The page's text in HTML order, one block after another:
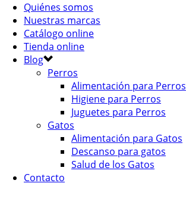
Quiénes somos
Nuestras marcas
Catálogo online
Tienda online
Blog
Perros
Alimentación para Perros
Higiene para Perros
Juguetes para Perros
Gatos
Alimentación para Gatos
Descanso para gatos
Salud de los Gatos
Contacto